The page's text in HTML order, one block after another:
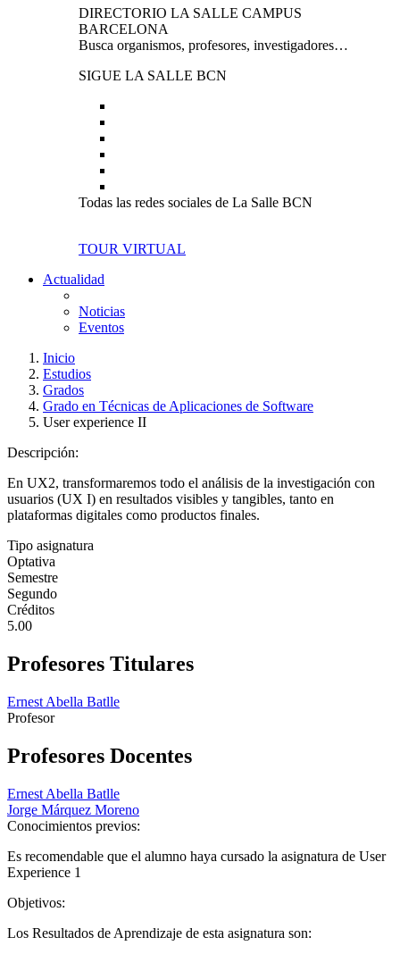
DIRECTORIO LA SALLE CAMPUS
BARCELONA
Busca organismos, profesores, investigadores…
SIGUE LA SALLE BCN
Todas las redes sociales de La Salle BCN
TOUR VIRTUAL
Actualidad
Noticias
Eventos
Inicio
Estudios
Grados
Grado en Técnicas de Aplicaciones de Software
User experience II
Descripción:
En UX2, transformaremos todo el análisis de la investigación con
usuarios (UX I) en resultados visibles y tangibles, tanto en
plataformas digitales como productos finales.
Tipo asignatura
Optativa
Semestre
Segundo
Créditos
5.00
Profesores Titulares
Ernest Abella Batlle
Profesor
Profesores Docentes
Ernest Abella Batlle
Jorge Márquez Moreno
Conocimientos previos:
Es recomendable que el alumno haya cursado la asignatura de User
Experience 1
Objetivos:
Los Resultados de Aprendizaje de esta asignatura son: